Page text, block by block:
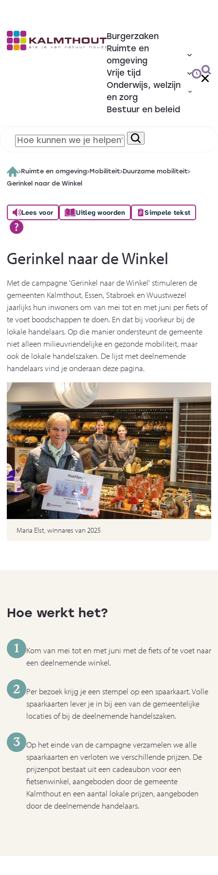
Burgerzaken
Ruimte en
omgeving
Vrije tijd
Onderwijs, welzijn
en zorg
Bestuur en beleid
Ruimte en omgeving Mobiliteit
Duurzame mobiliteit
Gerinkel naar de Winkel
Lees voor Uitleg woorden Simpele tekst
Gerinkel naar de Winkel
Met de campagne 'Gerinkel naar de Winkel' stimuleren de
gemeenten Kalmthout, Essen, Stabroek en Wuustwezel
jaarlijks hun inwoners om van mei tot en met juni per fiets of
te voet boodschappen te doen. En dat bij voorkeur bij de
lokale handelaars. Op die manier ondersteunt de gemeente
niet alleen milieuvriendelijke en gezonde mobiliteit, maar
ook de lokale handelszaken. De lijst met deelnemende
handelaars vind je onderaan deze pagina.
Maria Elst, winnares van 2025
Hoe werkt het?
1
Kom van mei tot en met juni met de fiets of te voet naar
een deelnemende winkel.
2
Per bezoek krijg je een stempel op een spaarkaart. Volle
spaarkaarten lever je in bij een van de gemeentelijke
locaties of bij de deelnemende handelszaken.
3
Op het einde van de campagne verzamelen we alle
spaarkaarten en verloten we verschillende prijzen. De
prijzenpot bestaat uit een cadeaubon voor een
fietsenwinkel, aangeboden door de gemeente
Kalmthout en een aantal lokale prijzen, aangeboden
door de deelnemende handelaars.